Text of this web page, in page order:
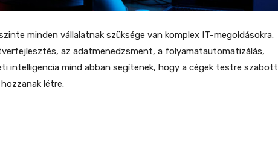
minden vállalatnak szüksége van komplex IT-megoldásokra.
az adatmenedzsment, a folyamatautomatizálás,
intelligencia mind abban segítenek, hogy a cégek testre szabott
létre.